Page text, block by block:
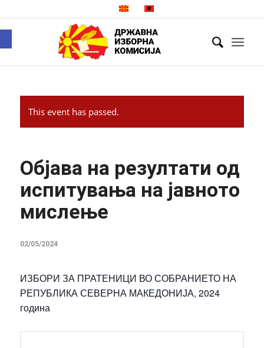
This event has passed.
Објава на резултати од
испитувања на јавното
мислење
02/05/2024
ИЗБОРИ ЗА ПРАТЕНИЦИ ВО СОБРАНИЕТО НА
РЕПУБЛИКА СЕВЕРНА МАКЕДОНИЈА, 2024
година
Open toolbar